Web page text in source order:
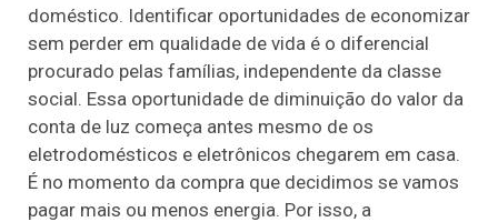
doméstico. Identificar oportunidades de economizar
sem perder em qualidade de vida é o diferencial
procurado pelas famílias, independente da classe
social. Essa oportunidade de diminuição do valor da
conta de luz começa antes mesmo de os
eletrodomésticos e eletrônicos chegarem em casa.
É no momento da compra que decidimos se vamos
pagar mais ou menos energia. Por isso, a